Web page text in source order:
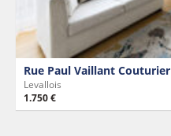
Rue Paul Vaillant Couturier
Levallois
1.750 €